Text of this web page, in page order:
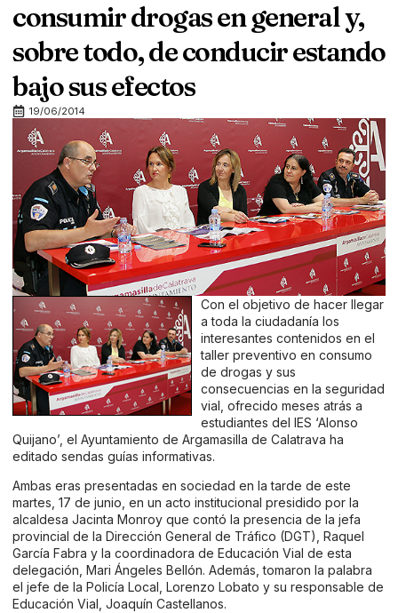
consumir drogas en general y,
sobre todo, de conducir estando
bajo sus efectos
19/06/2014
Con el objetivo de hacer llegar
a toda la ciudadanía los
interesantes contenidos en el
taller preventivo en consumo
de drogas y sus
consecuencias en la seguridad
vial, ofrecido meses atrás a
estudiantes del IES ‘Alonso
Quijano’, el Ayuntamiento de Argamasilla de Calatrava ha
editado sendas guías informativas.
Ambas eras presentadas en sociedad en la tarde de este
martes, 17 de junio, en un acto institucional presidido por la
alcaldesa Jacinta Monroy que contó la presencia de la jefa
provincial de la Dirección General de Tráfico (DGT), Raquel
García Fabra y la coordinadora de Educación Vial de esta
delegación, Mari Ángeles Bellón. Además, tomaron la palabra
el jefe de la Policía Local, Lorenzo Lobato y su responsable de
Educación Vial, Joaquín Castellanos.